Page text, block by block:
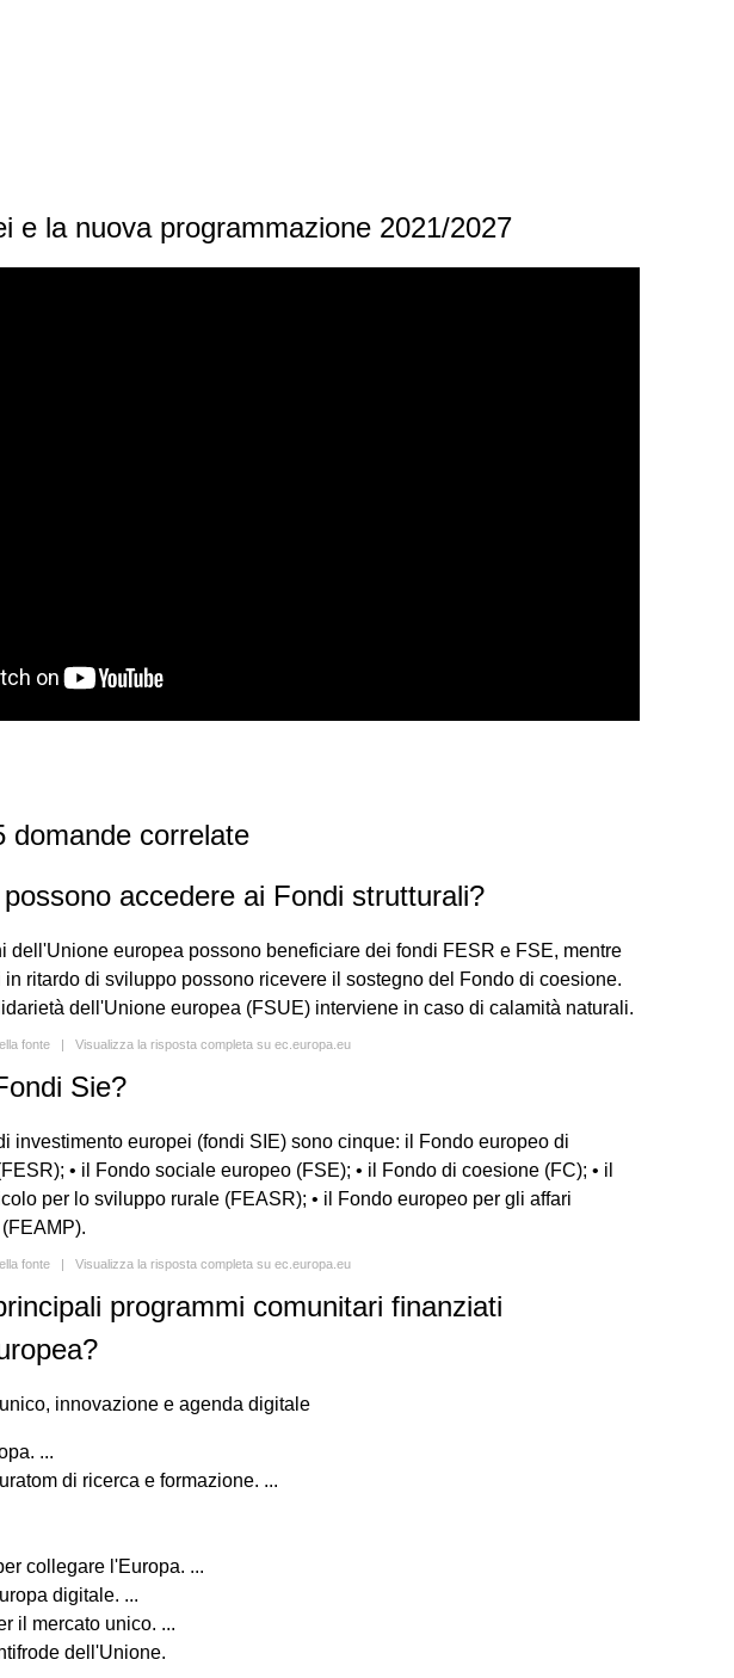
e la nuova programmazione 2021/2027
domande correlate
accedere ai Fondi strutturali?
dell'Unione europea possono beneficiare dei fondi FESR e FSE, mentre
ritardo di sviluppo possono ricevere il sostegno del Fondo di coesione.
dell'Unione europea (FSUE) interviene in caso di calamità naturali.
fonte | Visualizza la risposta completa su ec.europa.eu
Sie?
investimento europei (fondi SIE) sono cinque: il Fondo europeo di
• il Fondo sociale europeo (FSE); • il Fondo di coesione (FC); • il
per lo sviluppo rurale (FEASR); • il Fondo europeo per gli affari
fonte | Visualizza la risposta completa su ec.europa.eu
programmi comunitari finanziati
innovazione e agenda digitale
...
di ricerca e formazione. ...
collegare l'Europa. ...
digitale. ...
il mercato unico. ...
dell'Unione.